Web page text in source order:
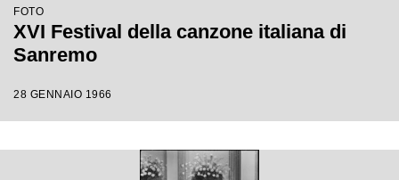
FOTO
XVI Festival della canzone italiana di
Sanremo
28 GENNAIO 1966